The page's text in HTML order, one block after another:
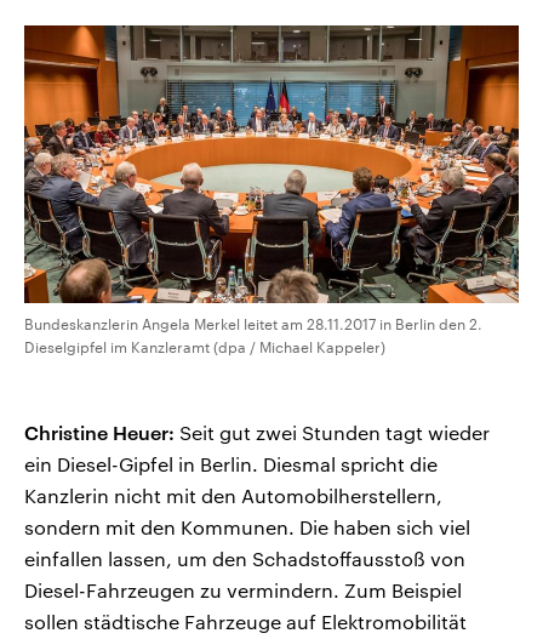
Bundeskanzlerin Angela Merkel leitet am 28.11.2017 in Berlin den 2.
Dieselgipfel im Kanzleramt (dpa / Michael Kappeler)
Christine Heuer: Seit gut zwei Stunden tagt wieder
ein Diesel-Gipfel in Berlin. Diesmal spricht die
Kanzlerin nicht mit den Automobilherstellern,
sondern mit den Kommunen. Die haben sich viel
einfallen lassen, um den Schadstoffausstoß von
Diesel-Fahrzeugen zu vermindern. Zum Beispiel
sollen städtische Fahrzeuge auf Elektromobilität